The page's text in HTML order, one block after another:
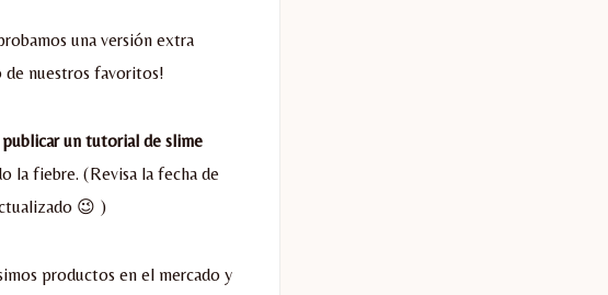
una versión extra
de nuestros favoritos!
un tutorial de slime
la fiebre. (Revisa la fecha de
😉 )
productos en el mercado y